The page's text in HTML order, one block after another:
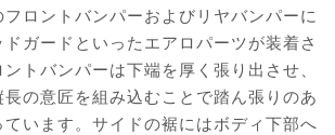
ロントバンパーおよびリヤバンパーに
ガードといったエアロパーツが装着さ
トバンパーは下端を厚く張り出させ、
の意匠を組み込むことで踏ん張りのあ
ています。サイドの裾にはボディ下部へ